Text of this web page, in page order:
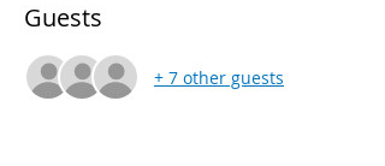
Guests
+ 7 other guests